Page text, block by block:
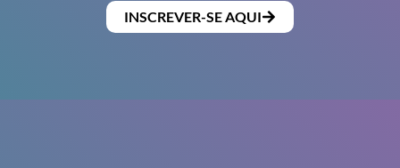
INSCREVER-SE AQUI